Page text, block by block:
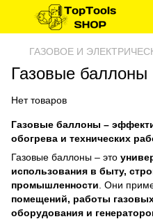
ГАЗОВОЕ И
Газовые баллоны
Нет товаров
Газовые баллоны –
обогрева и технических
Газовые баллоны – это
использования в быту,
промышленности . Они
помещений, работы
оборудования и